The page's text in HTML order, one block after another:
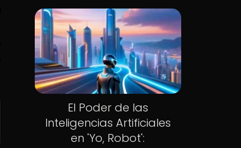
El Poder de las
Inteligencias Artificiales
en 'Yo, Robot':